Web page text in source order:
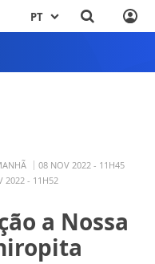
PT
08 NOV 2022 - 11H45
2022 - 11H52
a Nossa